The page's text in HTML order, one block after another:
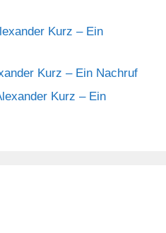
Kurz – Ein
Kurz – Ein Nachruf
Kurz – Ein